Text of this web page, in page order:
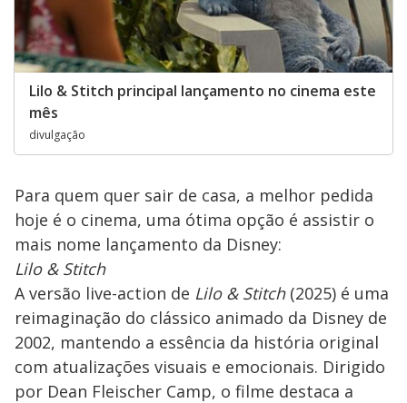
Lilo & Stitch principal lançamento no cinema este
mês
divulgação
Para quem quer sair de casa, a melhor pedida
hoje é o cinema, uma ótima opção é assistir o
mais nome lançamento da Disney:
Lilo & Stitch
A versão live-action de Lilo & Stitch(2025) é uma
reimaginação do clássico animado da Disney de
2002, mantendo a essência da história original
com atualizações visuais e emocionais. Dirigido
por Dean Fleischer Camp, o filme destaca a